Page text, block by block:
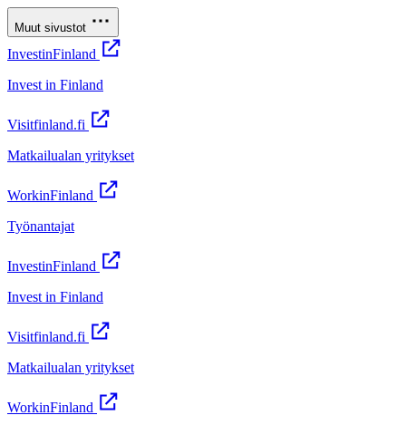
Muut sivustot
InvestinFinland
Invest in Finland
Visitfinland.fi
Matkailualan yritykset
WorkinFinland
Työnantajat
InvestinFinland
Invest in Finland
Visitfinland.fi
Matkailualan yritykset
WorkinFinland